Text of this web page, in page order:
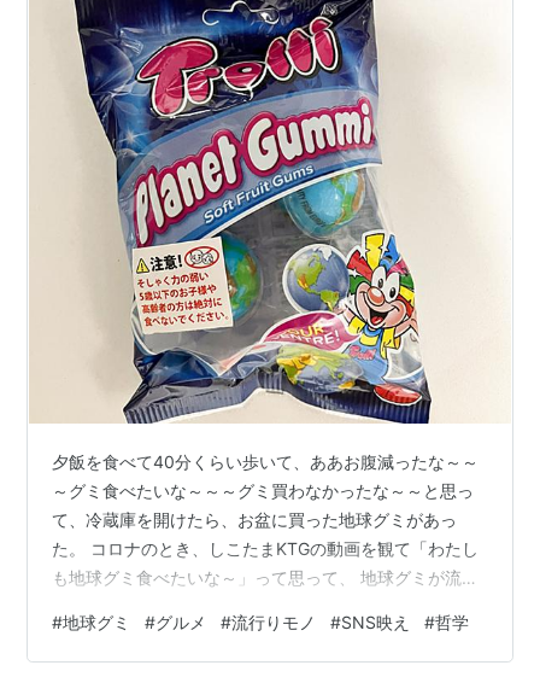
夕飯を食べて40分くらい歩いて、ああお腹減ったな～～
～グミ食べたいな～～～グミ買わなかったな～～と思っ
て、冷蔵庫を開けたら、お盆に買った地球グミがあっ
た。 コロナのとき、しこたまKTGの動画を観て「わたし
も地球グミ食べたいな～」って思って、 地球グミが流行
ぐ手に入るやろと思っていたのですが、 コロナ治った後
（2022年5月上旬）でも、全然手に入らなくてびっくり
#地球グミ #グルメ #流行りモノ #SNS映え #哲学